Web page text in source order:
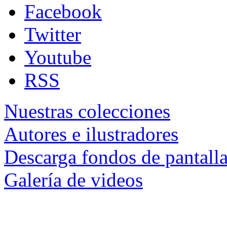
Facebook
Twitter
Youtube
RSS
Nuestras colecciones
Autores e ilustradores
Descarga fondos de
Galería de videos